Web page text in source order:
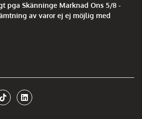
pga Skänninge Marknad Ons 5/8 -
av varor ej ej möjlig med